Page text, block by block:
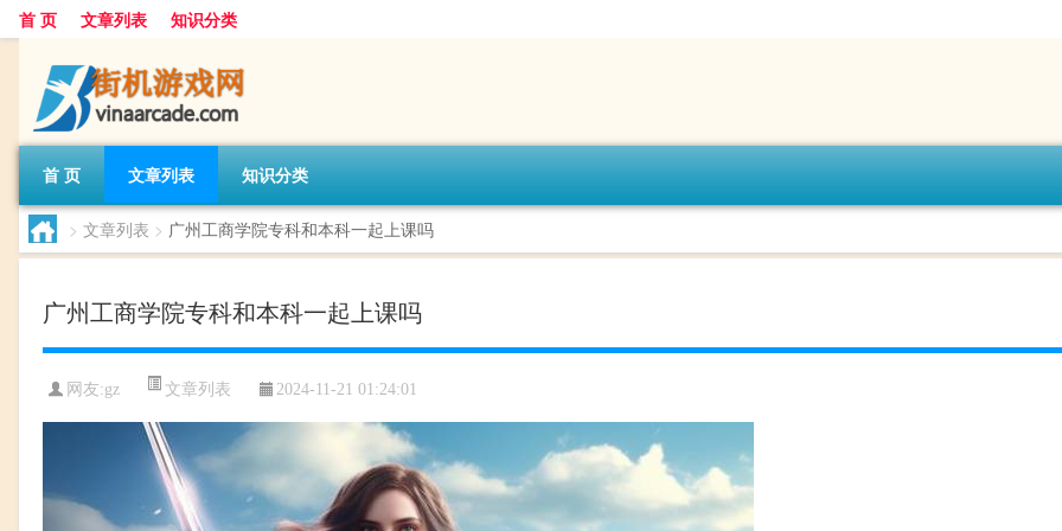
首 页 文章列表 知识分类
首 页 文章列表 知识分类
> 文章列表 > 广州工商学院专科和本科一起上课吗
广州工商学院专科和本科一起上课吗
网友:gz 文章列表 2024-11-21 01:24:01